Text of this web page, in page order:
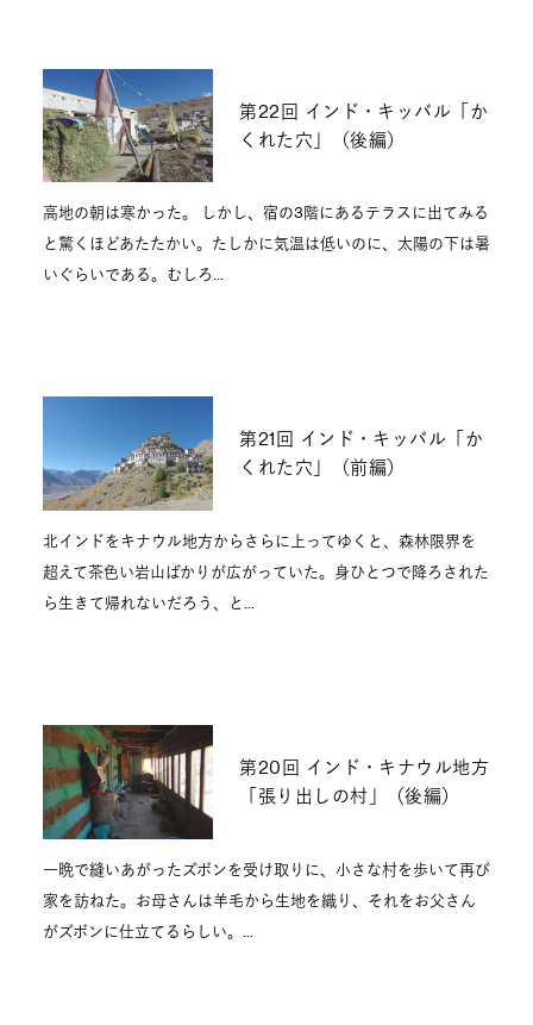
第22回 インド・キッバル「か
くれた穴」（後編）
高地の朝は寒かった。 しかし、宿の3階にあるテラスに出てみる
と驚くほどあたたかい。たしかに気温は低いのに、太陽の下は暑
いぐらいである。むしろ…
第21回 インド・キッバル「か
くれた穴」（前編）
北インドをキナウル地方からさらに上ってゆくと、森林限界を
超えて茶色い岩山ばかりが広がっていた。身ひとつで降ろされた
ら生きて帰れないだろう、と…
第20回 インド・キナウル地方
「張り出しの村」（後編）
一晩で縫いあがったズボンを受け取りに、小さな村を歩いて再び
家を訪ねた。お母さんは羊毛から生地を織り、それをお父さん
がズボンに仕立てるらしい。…